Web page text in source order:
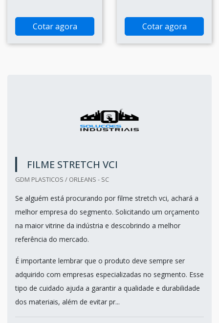
Cotar agora Cotar agora
FILME STRETCH VCI
GDM PLASTICOS / ORLEANS - SC
Se alguém está procurando por filme stretch vci, achará a
melhor empresa do segmento. Solicitando um orçamento
na maior vitrine da indústria e descobrindo a melhor
referência do mercado.
É importante lembrar que o produto deve sempre ser
adquirido com empresas especializadas no segmento. Esse
tipo de cuidado ajuda a garantir a qualidade e durabilidade
dos materiais, além de evitar pr...